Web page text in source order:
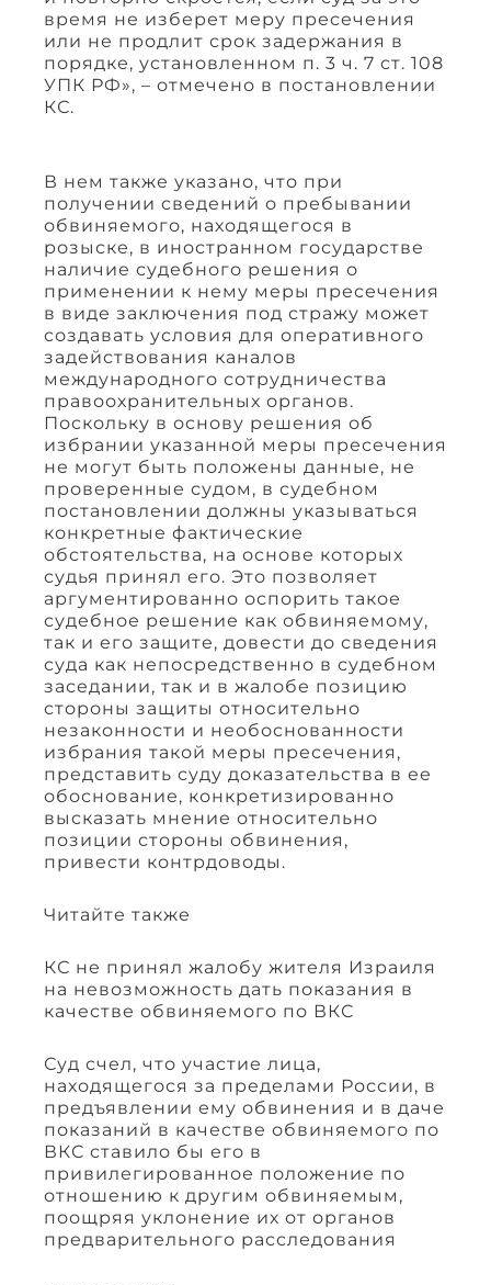
время не изберет меру пресечения
или не продлит срок задержания в
порядке, установленном п. 3 ч. 7 ст. 108
УПК РФ», – отмечено в постановлении
КС.
В нем также указано, что при
получении сведений о пребывании
обвиняемого, находящегося в
розыске, в иностранном государстве
наличие судебного решения о
применении к нему меры пресечения
в виде заключения под стражу может
создавать условия для оперативного
задействования каналов
международного сотрудничества
правоохранительных органов.
Поскольку в основу решения об
избрании указанной меры пресечения
не могут быть положены данные, не
проверенные судом, в судебном
постановлении должны указываться
конкретные фактические
обстоятельства, на основе которых
судья принял его. Это позволяет
аргументированно оспорить такое
судебное решение как обвиняемому,
так и его защите, довести до сведения
суда как непосредственно в судебном
заседании, так и в жалобе позицию
стороны защиты относительно
незаконности и необоснованности
избрания такой меры пресечения,
представить суду доказательства в ее
обоснование, конкретизированно
высказать мнение относительно
позиции стороны обвинения,
привести контрдоводы.
Читайте также
КС не принял жалобу жителя Израиля
на невозможность дать показания в
качестве обвиняемого по ВКС
Суд счел, что участие лица,
находящегося за пределами России, в
предъявлении ему обвинения и в даче
показаний в качестве обвиняемого по
ВКС ставило бы его в
привилегированное положение по
отношению к другим обвиняемым,
поощряя уклонение их от органов
предварительного расследования